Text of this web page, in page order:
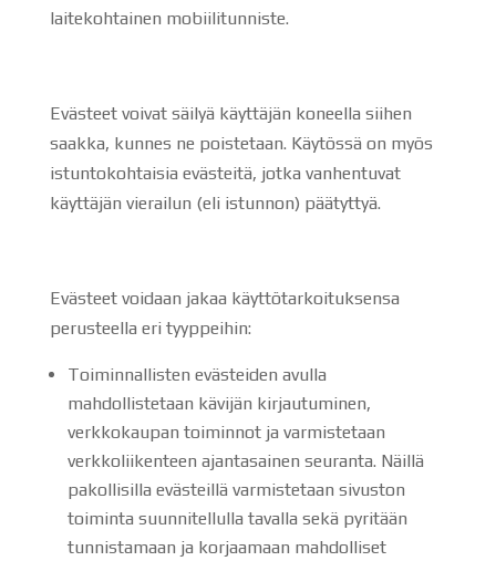
laitekohtainen mobiilitunniste.
Evästeet voivat säilyä käyttäjän koneella siihen
saakka, kunnes ne poistetaan. Käytössä on myös
istuntokohtaisia evästeitä, jotka vanhentuvat
käyttäjän vierailun (eli istunnon) päätyttyä.
Evästeet voidaan jakaa käyttötarkoituksensa
perusteella eri tyyppeihin:
Toiminnallisten evästeiden avulla
mahdollistetaan kävijän kirjautuminen,
verkkokaupan toiminnot ja varmistetaan
verkkoliikenteen ajantasainen seuranta. Näillä
pakollisilla evästeillä varmistetaan sivuston
toiminta suunnitellulla tavalla sekä pyritään
tunnistamaan ja korjaamaan mahdolliset